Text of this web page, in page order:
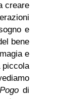
creare
e
bene
e
piccola
Pogodi